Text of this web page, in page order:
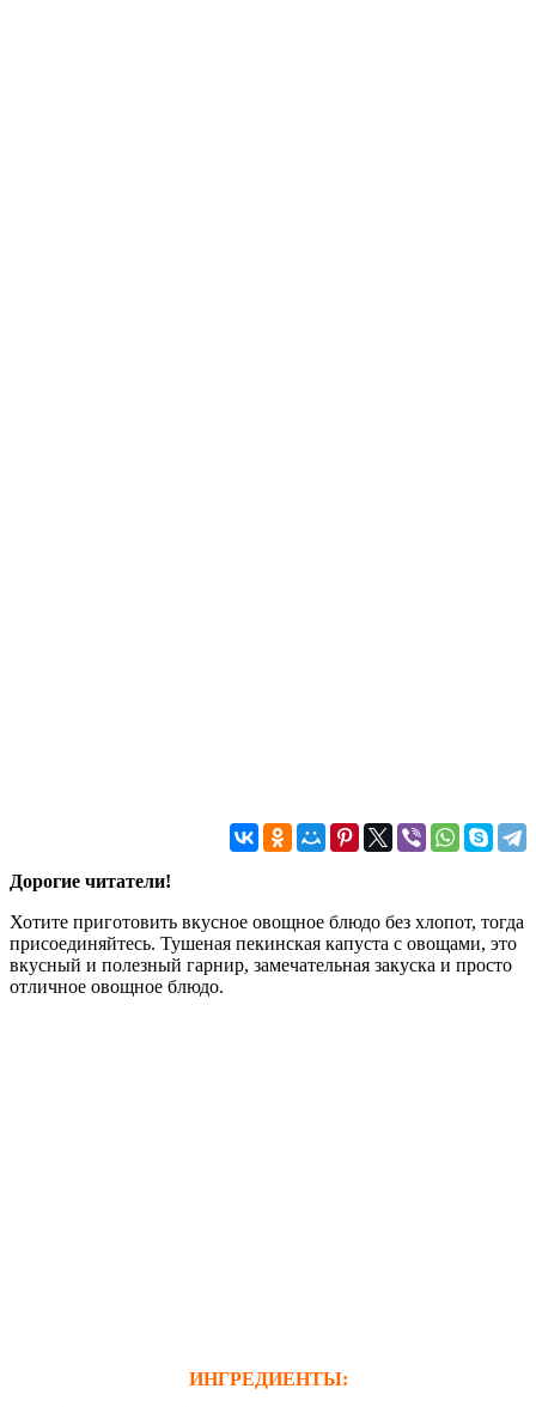
Дорогие читатели!
Хотите приготовить вкусное овощное блюдо без хлопот, тогда
присоединяйтесь. Тушеная пекинская капуста с овощами, это
вкусный и полезный гарнир, замечательная закуска и просто
отличное овощное блюдо.
ИНГРЕДИЕНТЫ: